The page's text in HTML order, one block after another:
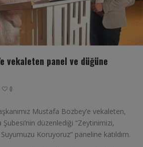
vekaleten panel ve düğüne
0
Mustafa Bozbey’e vekaleten,
düzenlediği “Zeytinimizi,
Suyumuzu Koruyoruz” paneline katıldım.